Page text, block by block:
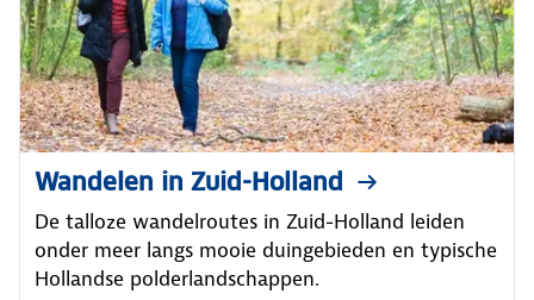
Wandelen in Zuid-Holland
De talloze wandelroutes in Zuid-Holland leiden
onder meer langs mooie duingebieden en typische
Hollandse polderlandschappen.